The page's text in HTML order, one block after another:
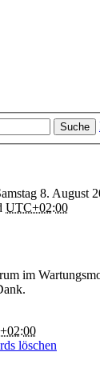
Suche
8. August
UTC+02:00
im
löschen